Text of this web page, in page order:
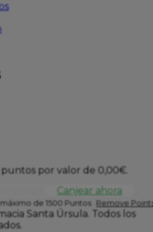
puntos por valor de 0,00€.
Canjear ahora
de 1500 Puntos Remove
Santa Úrsula. Todos los